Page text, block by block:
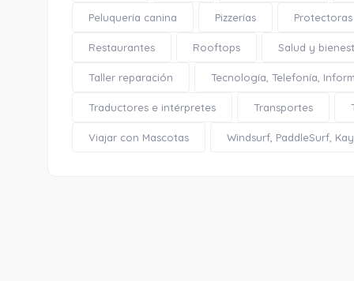
Peluquería canina Pizzerías
Restaurantes Rooftops Salud y
Taller reparación Tecnología, Telefonía,
Traductores e intérpretes Transportes
Viajar con Mascotas Windsurf, PaddleSurf,